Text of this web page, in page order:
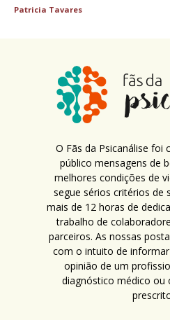
Patricia Tavares
O Fãs da Psicanálise foi
público mensagens de
melhores condições de
segue sérios critérios de
mais de 12 horas de
trabalho de
parceiros. As nossas
com o intuito de
opinião de um
diagnóstico médico ou